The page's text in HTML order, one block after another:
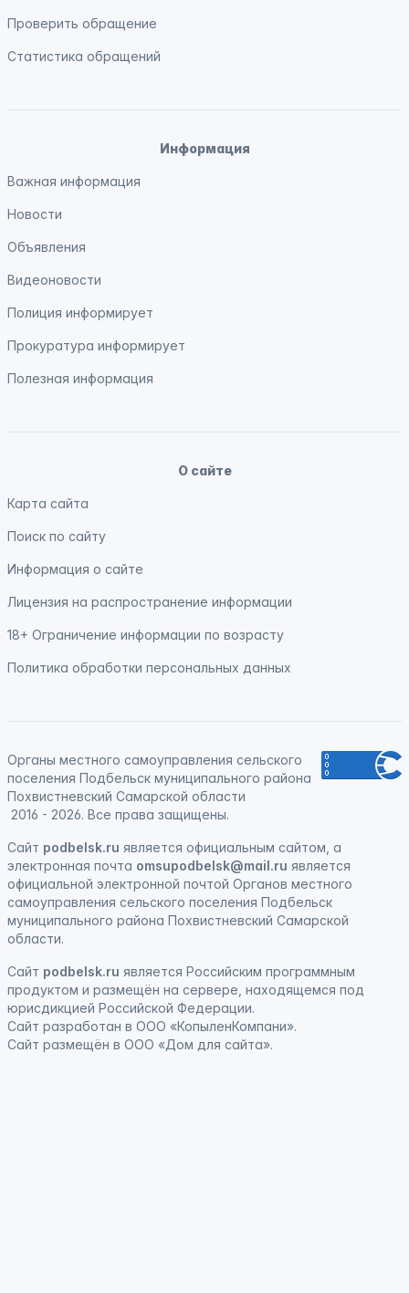
Проверить обращение
Статистика обращений
Информация
Важная информация
Новости
Объявления
Видеоновости
Полиция информирует
Прокуратура информирует
Полезная информация
О сайте
Карта сайта
Поиск по сайту
Информация о сайте
Лицензия на распространение информации
18+ Ограничение информации по возрасту
Политика обработки персональных данных
Органы местного самоуправления сельского
поселения Подбельск муниципального района
Похвистневский Самарской области
2016 - 2026. Все права защищены.
Сайт podbelsk.ru является официальным сайтом, а
электронная почта omsupodbelsk@mail.ru является
официальной электронной почтой Органов местного
самоуправления сельского поселения Подбельск
муниципального района Похвистневский Самарской
области.
Сайт podbelsk.ru является Российским программным
продуктом и размещён на сервере, находящемся под
юрисдикцией Российской Федерации.
Сайт разработан в ООО «КопыленКомпани».
Сайт размещён в ООО «Дом для сайта».